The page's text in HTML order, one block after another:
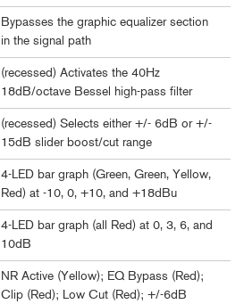
Bypasses the graphic equalizer section
in the signal path
(recessed) Activates the 40Hz
18dB/octave Bessel high-pass filter
(recessed) Selects either +/- 6dB or +/-
15dB slider boost/cut range
4-LED bar graph (Green, Green, Yellow,
Red) at -10, 0, +10, and +18dBu
4-LED bar graph (all Red) at 0, 3, 6, and
10dB
NR Active (Yellow); EQ Bypass (Red);
Clip (Red); Low Cut (Red); +/-6dB